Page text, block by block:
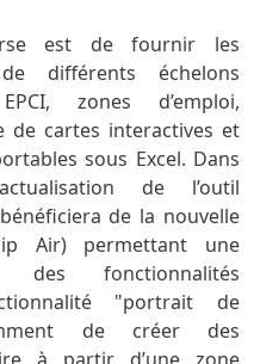
est de fournir les
différents échelons
zones d’emploi,
de cartes interactives et
sous Excel. Dans
de l’outil
de la nouvelle
Air) permettant une
fonctionnalités
"portrait de
de créer des